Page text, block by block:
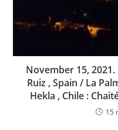
November 15,
Ruiz , Spain / La
Hekla , Chile :
15